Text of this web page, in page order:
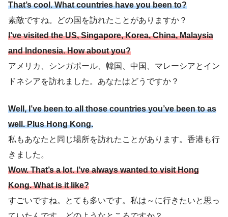
That’s cool. What countries have you been to?
素敵ですね。どの国を訪れたことがありますか？
I’ve visited the US, Singapore, Korea, China, Malaysia
and Indonesia. How about you?
アメリカ、シンガポール、韓国、中国、マレーシアとイン
ドネシアを訪れました。あなたはどうですか？
Well, I’ve been to all those countries you’ve been to as
well. Plus Hong Kong.
私もあなたと同じ場所を訪れたことがあります。香港も行
きました。
Wow. That’s a lot. I’ve always wanted to visit Hong
Kong. What is it like?
すごいですね。とても多いです。私は～に行きたいと思っ